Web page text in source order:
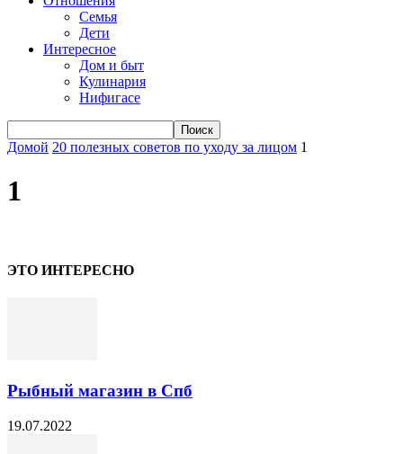
Семья
Дети
Интересное
Дом и быт
Кулинария
Нифигасе
Домой 20 полезных советов по уходу за лицом 1
1
ЭТО ИНТЕРЕСНО
Рыбный магазин в Спб
19.07.2022